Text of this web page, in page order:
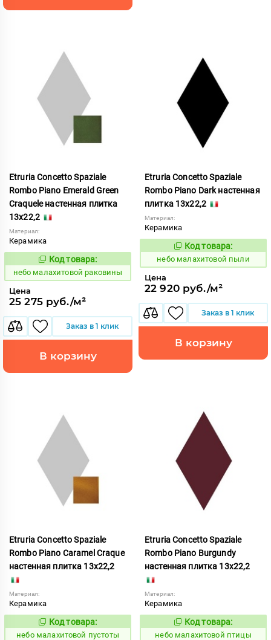
Etruria Concetto Spaziale
Rombo Piano Emerald Green
Craquele настенная плитка
13x22,2
Материал:
Керамика
1115953
Код товара:
небо малахитовой раковины
Цена
25 275 руб./м²
Заказ в 1 клик
В корзину
Etruria Concetto Spaziale
Rombo Piano Dark настенная
плитка 13x22,2
Материал:
Керамика
1115951
Код товара:
небо малахитовой пыли
Цена
22 920 руб./м²
Заказ в 1 клик
В корзину
Etruria Concetto Spaziale
Rombo Piano Caramel Craque
настенная плитка 13x22,2
Материал:
Керамика
1115949
Код товара:
небо малахитовой пустоты
Etruria Concetto Spaziale
Rombo Piano Burgundy
настенная плитка 13x22,2
Материал:
Керамика
1115948
Код товара:
небо малахитовой птицы